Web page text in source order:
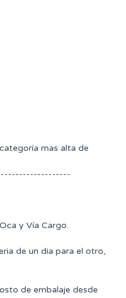
mas alta de
y Vía Cargo.
de un dia para el otro,
de embalaje desde